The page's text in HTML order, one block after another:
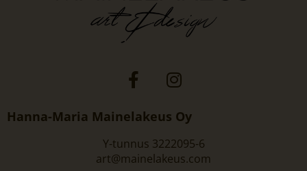
Hanna-Maria Mainelakeus Oy
Y-tunnus 3222095-6
art@mainelakeus.com